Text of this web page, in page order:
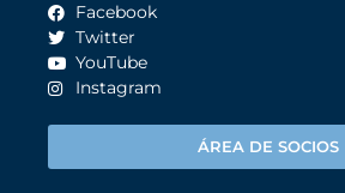
Facebook
Twitter
YouTube
Instagram
ÁREA DE SOCIOS